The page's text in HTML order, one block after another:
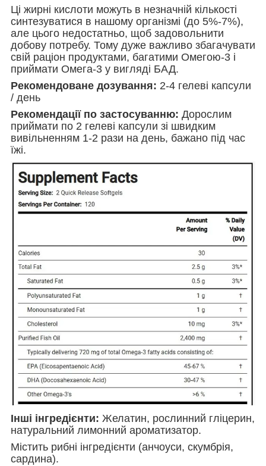
Ці жирні кислоти можуть в незначній кількості
синтезуватися в нашому організмі (до 5%-7%),
але цього недостатньо, щоб задовольнити
добову потребу. Тому дуже важливо збагачувати
свій раціон продуктами, багатими Омегою-3 і
приймати Омега-3 у вигляді БАД.
Рекомендоване дозування: 2-4 гелеві капсули
/ день
Рекомендації по застосуванню: Дорослим
приймати по 2 гелеві капсули зі швидким
вивільненням 1-2 рази на день, бажано під час
їжі.
Інші інгредієнти: Желатин, рослинний гліцерин,
натуральний лимонний ароматизатор.
Містить рибні інгредієнти (анчоуси, скумбрія,
сардина).